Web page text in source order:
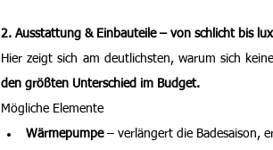
2. Ausstattung & Einbauteile – von schlicht bis
Hier zeigt sich am deutlichsten, warum sich
den größten Unterschied im Budget.
Mögliche Elemente
Wärmepumpe – verlängert die Badesaison,